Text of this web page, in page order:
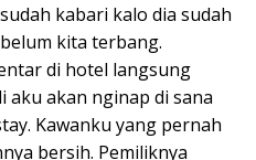
kabari kalo dia sudah
kita terbang.
di hotel langsung
aku akan nginap di sana
Kawanku yang pernah
bersih. Pemiliknya